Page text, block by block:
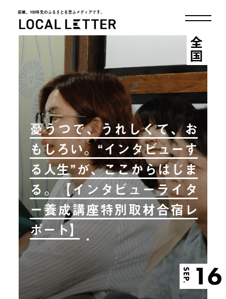
前略、100年先のふるさとを思ふメディアです。
LOCAL LETTER
憂うつで、うれしくて、お
もしろい。“インタビューす
る人生”が、ここからはじま
る。【インタビューライタ
ー養成講座特別取材合宿レ
ポート】
SEP. 16
全国